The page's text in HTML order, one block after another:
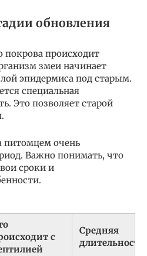
обновления
покрова происходит
змеи начинает
эпидермиса под старым.
специальная
Это позволяет старой
очень
Важно понимать, что
сроки и
с
Средняя
длительность